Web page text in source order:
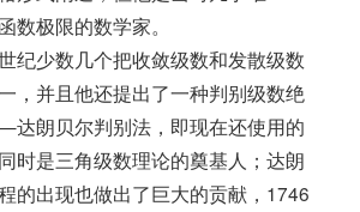
数极限的数学家。
纪少数几个把收敛级数和发散级数
，并且他还提出了一种判别级数绝
朗贝尔判别法，即现在还使用的
时是三角级数理论的奠基人；达朗
的出现也做出了巨大的贡献，1746